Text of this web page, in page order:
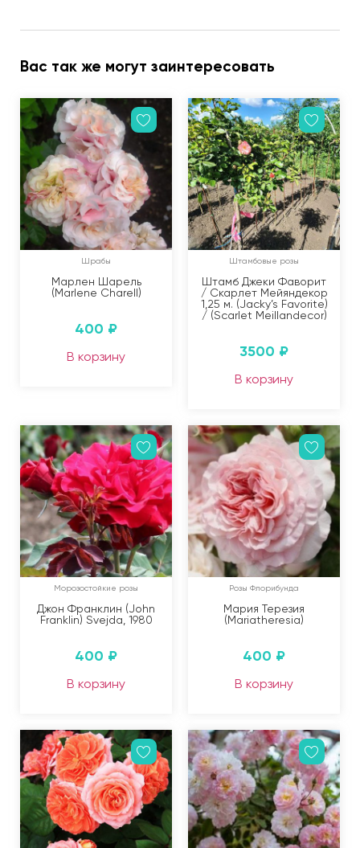
Вас так же могут заинтересовать
Шрабы
Марлен Шарель
(Marlene Charell)
400 ₽
В корзину
Штамбовые розы
Штамб Джеки Фаворит
/ Скарлет Мейяндекор
1,25 м. (Jacky’s Favorite)
/ (Scarlet Meillandecor)
3500 ₽
В корзину
Морозостойкие розы
Джон Франклин (John
Franklin) Svejda, 1980
400 ₽
В корзину
Розы Флорибунда
Мария Терезия
(Mariatheresia)
400 ₽
В корзину